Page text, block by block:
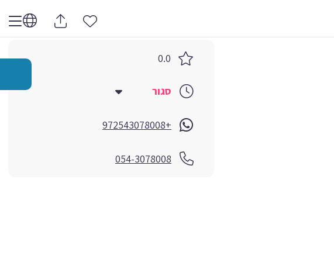
0.0
סגור
+972543078008
054-3078008